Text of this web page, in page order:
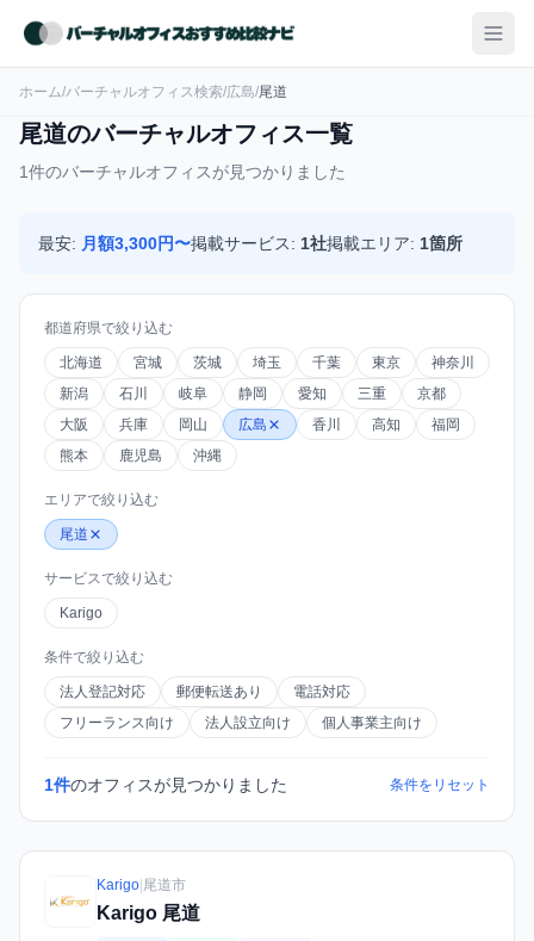
ホーム/バーチャルオフィス検索/広島/尾道
尾道のバーチャルオフィス一覧
1件のバーチャルオフィスが見つかりました
最安: 月額3,300円〜掲載サービス: 1社掲載エリア: 1箇所
都道府県で絞り込む
北海道 宮城 茨城 埼玉 千葉 東京
神奈川
新潟
石川 岐阜 静岡 愛知 三重
京都
大阪
兵庫 岡山 広島 香川 高知
福岡
熊本
鹿児島 沖縄
エリアで絞り込む
尾道
サービスで絞り込む
Karigo
条件で絞り込む
法人登記対応 郵便転送あり
電話対応
フリーランス向け
法人設立向け 個人事業主向け
1件のオフィスが見つかりました 条件をリセット
Karigo 尾道市
Karigo 尾道